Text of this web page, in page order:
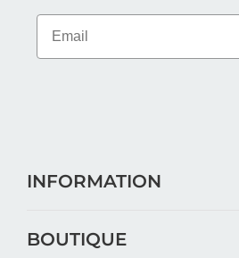
INFORMATION
BOUTIQUE